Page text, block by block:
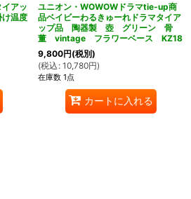
アッ
温度
ユニオン・WOWOWドラマtie-up商
品ベイビーわるきゅーれドラマタイア
ップ品 陶器製 壺 グリーン 骨
董 vintage フラワーベース KZ18
9,800円(税別)
(税込 : 10,780円)
在庫数 1点
カートに入れる